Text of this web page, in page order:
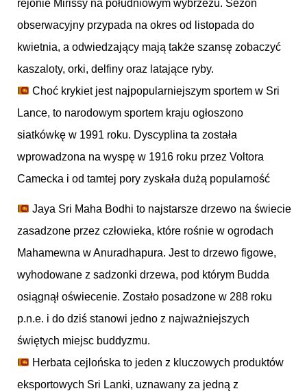
rejonie Mirissy na południowym wybrzeżu. Sezon
obserwacyjny przypada na okres od listopada do
kwietnia, a odwiedzający mają także szansę zobaczyć
kaszaloty, orki, delfiny oraz latające ryby.
Choć krykiet jest najpopularniejszym sportem w Sri
Lance, to narodowym sportem kraju ogłoszono
siatkówkę w 1991 roku. Dyscyplina ta została
wprowadzona na wyspę w 1916 roku przez Voltora
Camecka i od tamtej pory zyskała dużą popularność
Jaya Sri Maha Bodhi to najstarsze drzewo na świecie
zasadzone przez człowieka, które rośnie w ogrodach
Mahamewna w Anuradhapura. Jest to drzewo figowe,
wyhodowane z sadzonki drzewa, pod którym Budda
osiągnął oświecenie. Zostało posadzone w 288 roku
p.n.e. i do dziś stanowi jedno z najważniejszych
świętych miejsc buddyzmu.
Herbata cejlońska to jeden z kluczowych produktów
eksportowych Sri Lanki, uznawany za jedną z